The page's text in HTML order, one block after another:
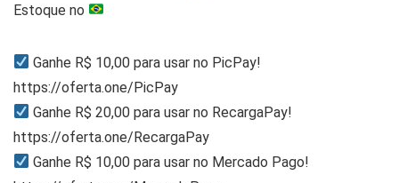
Estoque no
Ganhe R$ 10,00 para usar no PicPay!
https://oferta.one/PicPay
Ganhe R$ 20,00 para usar no RecargaPay!
https://oferta.one/RecargaPay
Ganhe R$ 10,00 para usar no Mercado Pago!